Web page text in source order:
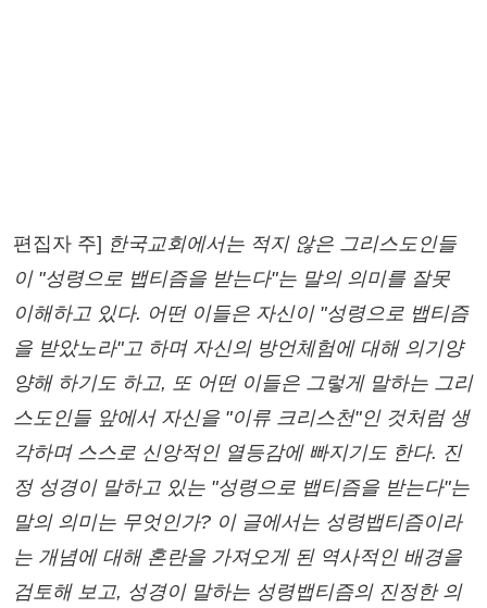
편집자 주] 한국교회에서는 적지 않은 그리스도인들
이 "성령으로 뱁티즘을 받는다"는 말의 의미를 잘못
이해하고 있다. 어떤 이들은 자신이 "성령으로 뱁티즘
을 받았노라"고 하며 자신의 방언체험에 대해 의기양
양해 하기도 하고, 또 어떤 이들은 그렇게 말하는 그리
스도인들 앞에서 자신을 "이류 크리스천"인 것처럼 생
각하며 스스로 신앙적인 열등감에 빠지기도 한다. 진
정 성경이 말하고 있는 "성령으로 뱁티즘을 받는다"는
말의 의미는 무엇인가? 이 글에서는 성령뱁티즘이라
는 개념에 대해 혼란을 가져오게 된 역사적인 배경을
검토해 보고, 성경이 말하는 성령뱁티즘의 진정한 의